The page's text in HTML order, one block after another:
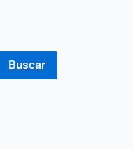
Buscar